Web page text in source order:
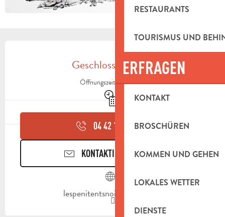
RESTAURANTS
TOURISMUS UND
ERFRAGEN
KONTAKT
BROSCHÜREN
KOMMEN UND GEHEN
LOKALES WETTER
DIENSTE
ÖFFNUNGSZEITEN &
Geschlossen heute
Öffnungszeiten ansehen
Nur mit Reservierung
04 42 18 17▒▒
KONTAKTIEREN SIE UNS
lespenitentsnoirs.aubagne.fr